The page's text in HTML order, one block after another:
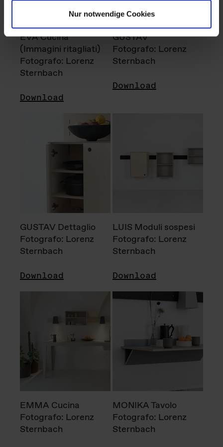
Nur notwendige Cookies
EVA Cucina
(Immagini ritagliati)
Fotografo: Lorenz
Sternbach
Download
GUSTAV
Fotografo: Lorenz
Sternbach
Download
GUSTAV Dettaglio
Fotografo: Lorenz
Sternbach
Download
LUIS Moduli sospesi
Fotografo: Lorenz
Sternbach
Download
EMMA Cucina
Fotografo: Lorenz
Sternbach
MONIKA Tavolo
Fotografo: Lorenz
Sternbach